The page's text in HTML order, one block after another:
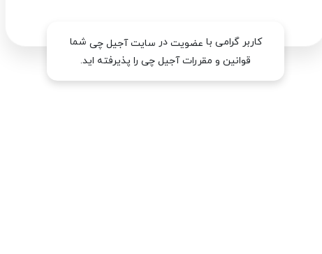
کاربر گرامی با عضویت در سایت آجیل چی شما
قوانین و مقررات آجیل چی را پذیرفته اید.